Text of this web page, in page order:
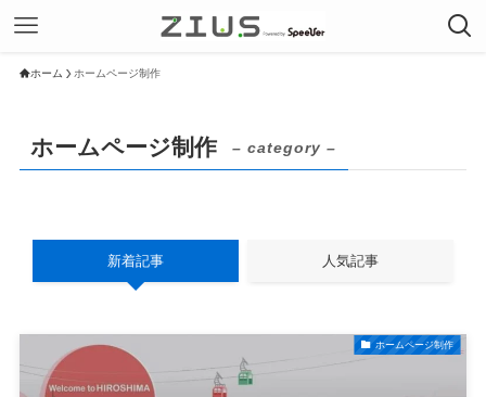
ホーム ホームページ制作
ホームページ制作 – category –
新着記事 人気記事
ホームページ制作